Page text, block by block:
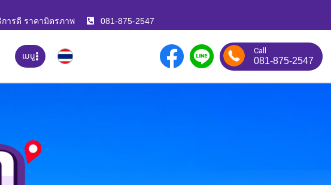
ารดี ราคามิตรภาพ 081-875-2547
เมนู Call
081-875-2547